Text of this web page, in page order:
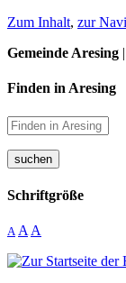
Zum Inhalt, zur
Gemeinde Aresing
Finden in Aresing
suchen
Schriftgröße
A A A